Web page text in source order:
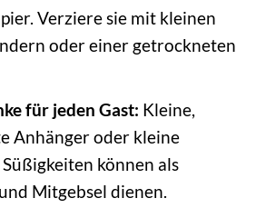
Verziere sie mit kleinen
oder einer getrockneten
für jeden Gast: Kleine,
Anhänger oder kleine
können als
Mitgebsel dienen.